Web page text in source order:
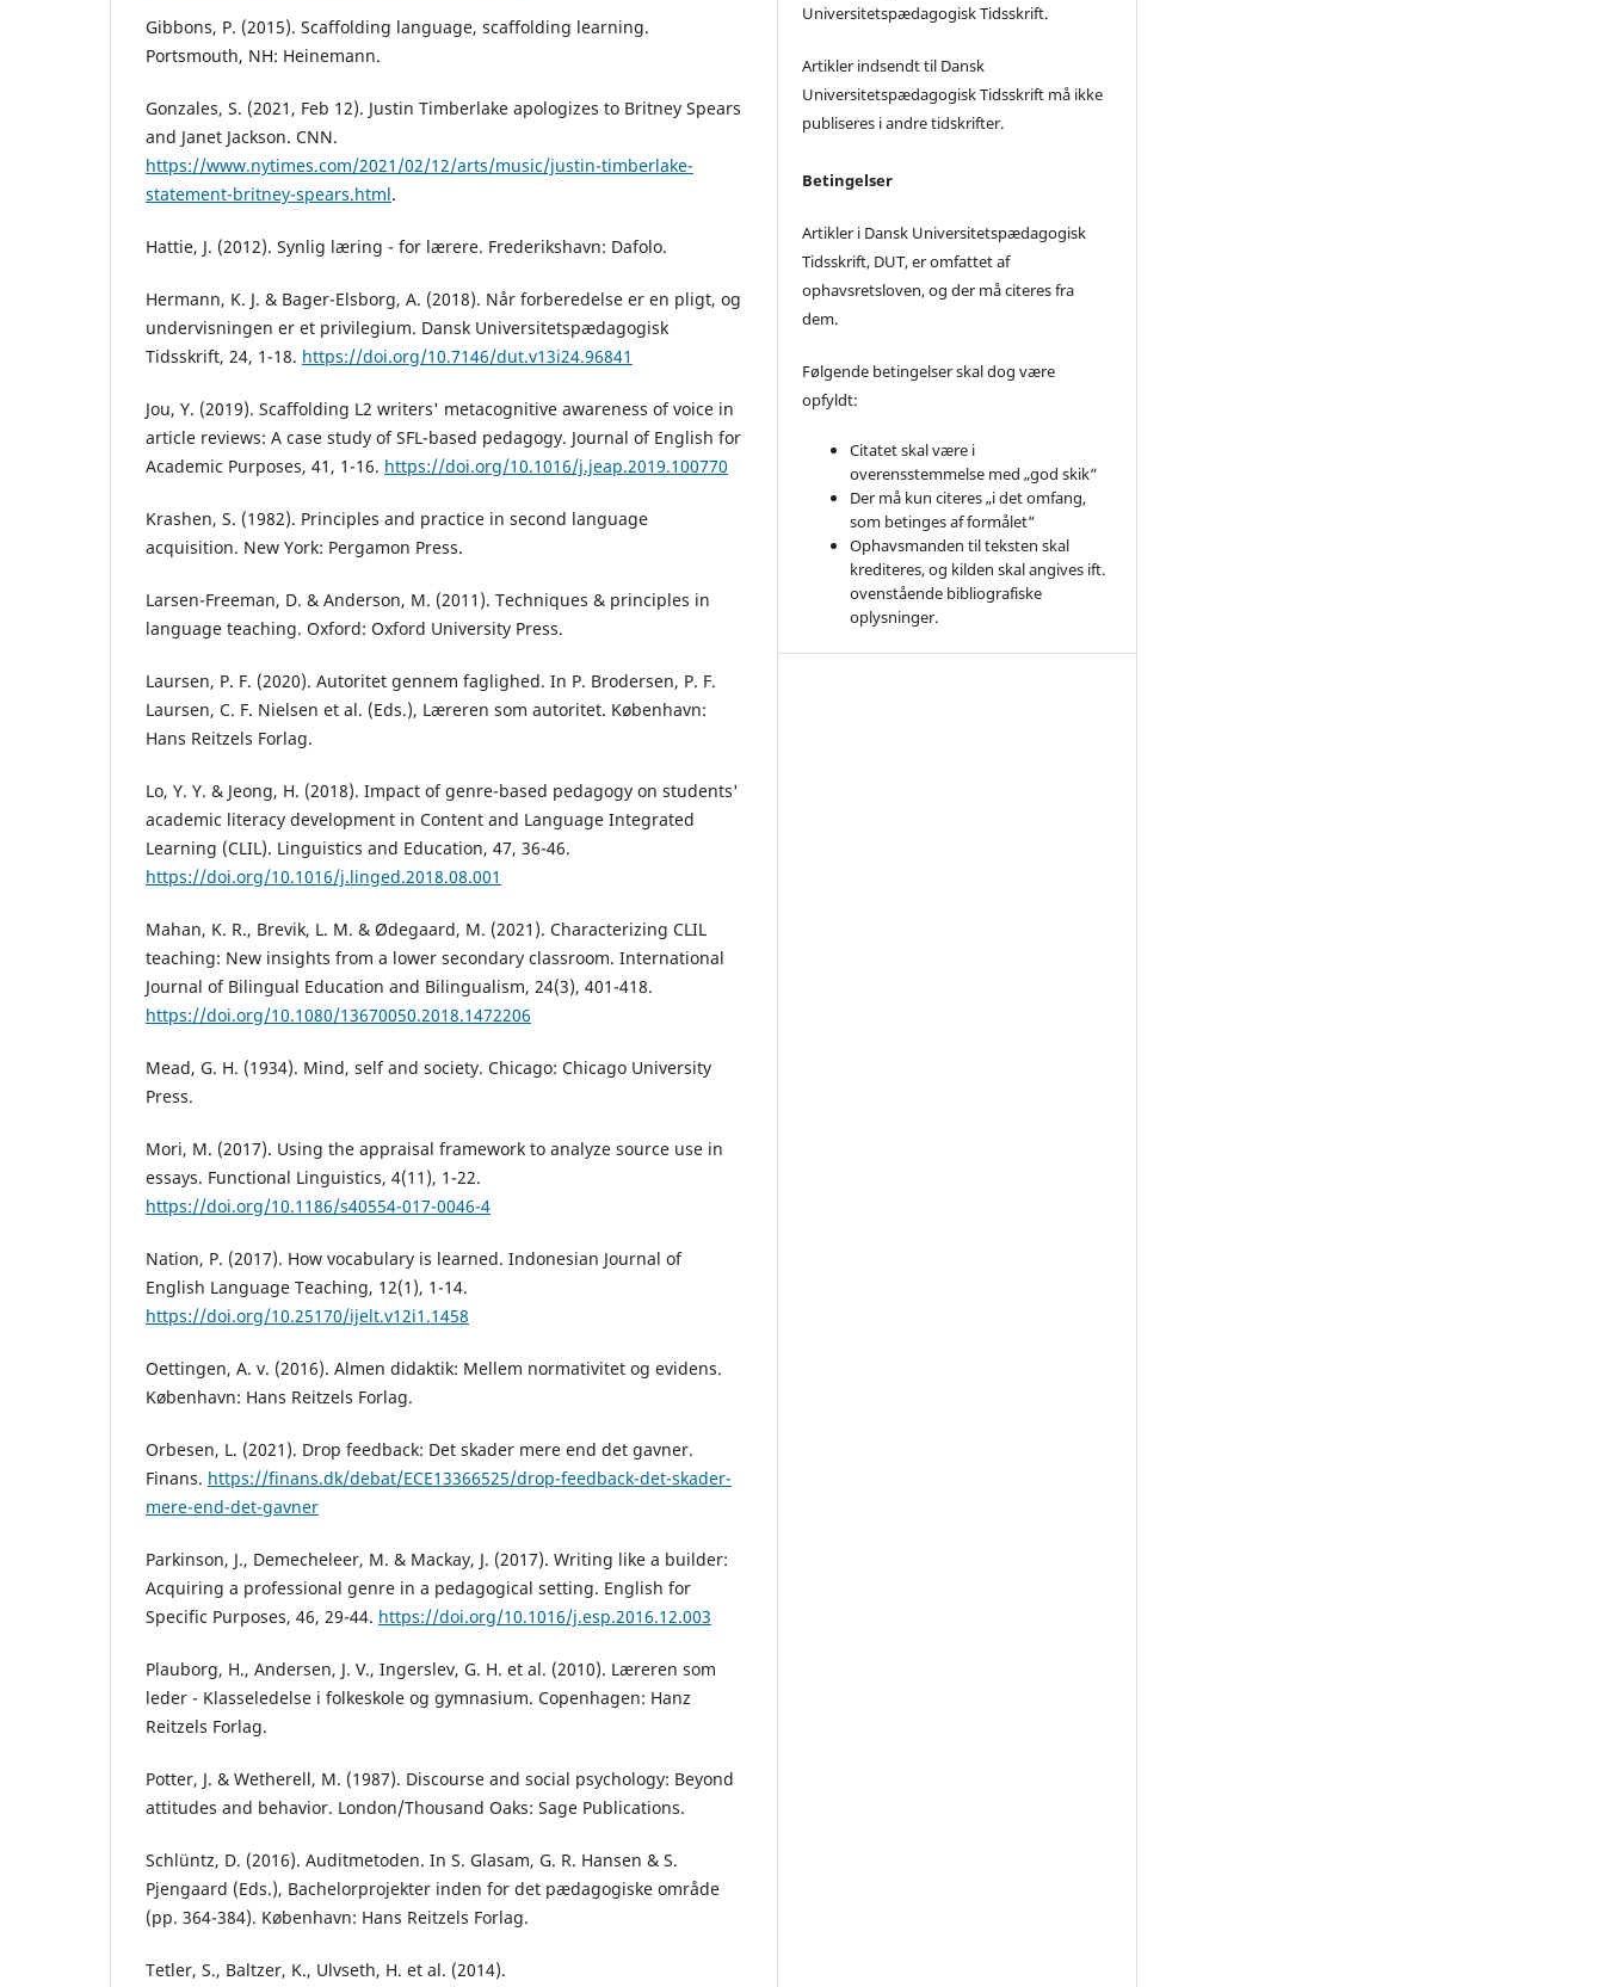
Gibbons, P. (2015). Scaffolding language, scaffolding learning.
Portsmouth, NH: Heinemann.
Gonzales, S. (2021, Feb 12). Justin Timberlake apologizes to Britney Spears
and Janet Jackson. CNN.
https://www.nytimes.com/2021/02/12/arts/music/justin-timberlake-
statement-britney-spears.html.
Hattie, J. (2012). Synlig læring - for lærere. Frederikshavn: Dafolo.
Hermann, K. J. & Bager-Elsborg, A. (2018). Når forberedelse er en pligt, og
undervisningen er et privilegium. Dansk Universitetspædagogisk
Tidsskrift, 24, 1-18. https://doi.org/10.7146/dut.v13i24.96841
Jou, Y. (2019). Scaffolding L2 writers' metacognitive awareness of voice in
article reviews: A case study of SFL-based pedagogy. Journal of English for
Academic Purposes, 41, 1-16. https://doi.org/10.1016/j.jeap.2019.100770
Krashen, S. (1982). Principles and practice in second language
acquisition. New York: Pergamon Press.
Larsen-Freeman, D. & Anderson, M. (2011). Techniques & principles in
language teaching. Oxford: Oxford University Press.
Laursen, P. F. (2020). Autoritet gennem faglighed. In P. Brodersen, P. F.
Laursen, C. F. Nielsen et al. (Eds.), Læreren som autoritet. København:
Hans Reitzels Forlag.
Lo, Y. Y. & Jeong, H. (2018). Impact of genre-based pedagogy on students'
academic literacy development in Content and Language Integrated
Learning (CLIL). Linguistics and Education, 47, 36-46.
https://doi.org/10.1016/j.linged.2018.08.001
Mahan, K. R., Brevik, L. M. & Ødegaard, M. (2021). Characterizing CLIL
teaching: New insights from a lower secondary classroom. International
Journal of Bilingual Education and Bilingualism, 24(3), 401-418.
https://doi.org/10.1080/13670050.2018.1472206
Mead, G. H. (1934). Mind, self and society. Chicago: Chicago University
Press.
Mori, M. (2017). Using the appraisal framework to analyze source use in
essays. Functional Linguistics, 4(11), 1-22.
https://doi.org/10.1186/s40554-017-0046-4
Nation, P. (2017). How vocabulary is learned. Indonesian Journal of
English Language Teaching, 12(1), 1-14.
https://doi.org/10.25170/ijelt.v12i1.1458
Oettingen, A. v. (2016). Almen didaktik: Mellem normativitet og evidens.
København: Hans Reitzels Forlag.
Orbesen, L. (2021). Drop feedback: Det skader mere end det gavner.
Finans. https://finans.dk/debat/ECE13366525/drop-feedback-det-skader-
mere-end-det-gavner
Parkinson, J., Demecheleer, M. & Mackay, J. (2017). Writing like a builder:
Acquiring a professional genre in a pedagogical setting. English for
Specific Purposes, 46, 29-44. https://doi.org/10.1016/j.esp.2016.12.003
Plauborg, H., Andersen, J. V., Ingerslev, G. H. et al. (2010). Læreren som
leder - Klasseledelse i folkeskole og gymnasium. Copenhagen: Hanz
Reitzels Forlag.
Potter, J. & Wetherell, M. (1987). Discourse and social psychology: Beyond
attitudes and behavior. London/Thousand Oaks: Sage Publications.
Schlüntz, D. (2016). Auditmetoden. In S. Glasam, G. R. Hansen & S.
Pjengaard (Eds.), Bachelorprojekter inden for det pædagogiske område
(pp. 364-384). København: Hans Reitzels Forlag.
Tetler, S., Baltzer, K., Ulvseth, H. et al. (2014).
Universitetspædagogisk Tidsskrift.
Artikler indsendt til Dansk
Universitetspædagogisk Tidsskrift må ikke
publiseres i andre tidskrifter.
Betingelser
Artikler i Dansk Universitetspædagogisk
Tidsskrift, DUT, er omfattet af
ophavsretsloven, og der må citeres fra
dem.
Følgende betingelser skal dog være
opfyldt:
Citatet skal være i
overensstemmelse med „god skik“
Der må kun citeres „i det omfang,
som betinges af formålet“
Ophavsmanden til teksten skal
krediteres, og kilden skal angives ift.
ovenstående bibliografiske
oplysninger.